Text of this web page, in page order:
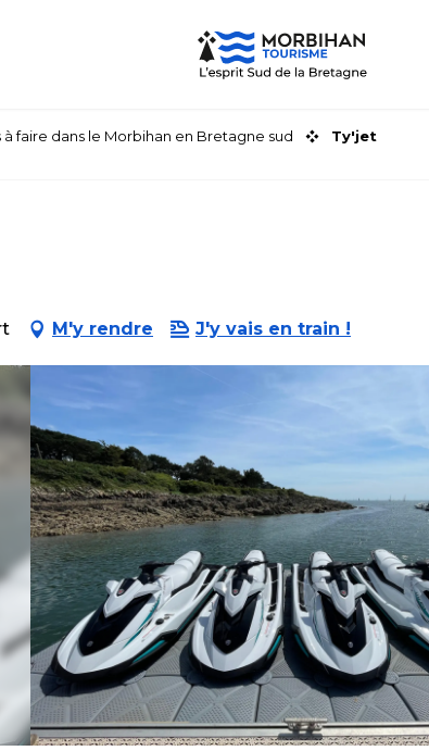
à faire dans le Morbihan en Bretagne sud Ty'jet
M'y rendre J'y vais en train !